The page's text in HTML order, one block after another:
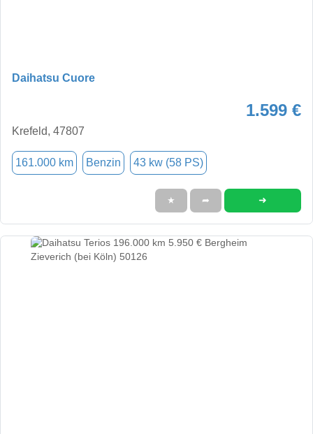
Daihatsu Cuore
1.599 €
Krefeld, 47807
161.000 km Benzin 43 kw (58 PS)
★ ➦ ➜